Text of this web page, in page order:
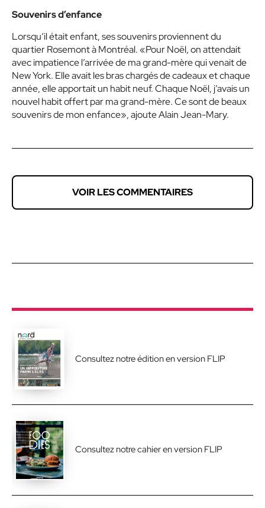
Souvenirs d’enfance
Lorsqu’il était enfant, ses souvenirs proviennent du
quartier Rosemont à Montréal. «Pour Noël, on attendait
avec impatience l’arrivée de ma grand-mère qui venait de
New York. Elle avait les bras chargés de cadeaux et chaque
année, elle apportait un habit neuf. Chaque Noël, j’avais un
nouvel habit offert par ma grand-mère. Ce sont de beaux
souvenirs de mon enfance», ajoute Alain Jean-Mary.
VOIR LES COMMENTAIRES
Consultez notre édition en version FLIP
Consultez notre cahier en version FLIP